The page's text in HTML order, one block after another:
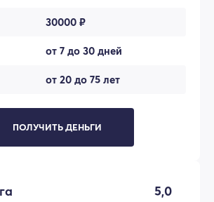
30000 ₽
от 7 до 30 дней
от 20 до 75 лет
ПОЛУЧИТЬ ДЕНЬГИ
5,0